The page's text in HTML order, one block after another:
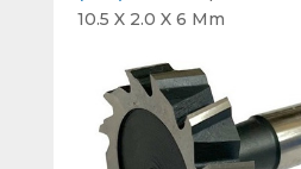
10.5 X 2.0 X 6 Mm